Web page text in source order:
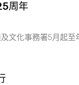
周年
文化事務署5月起至